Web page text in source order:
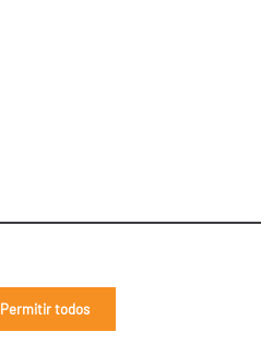
Permitir todos